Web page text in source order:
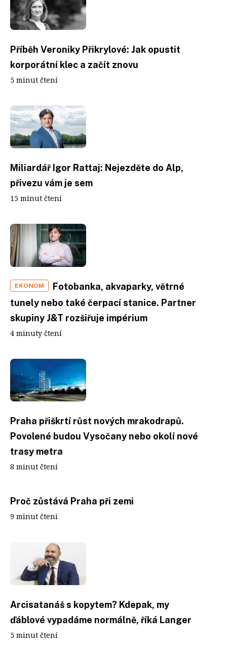
Příběh Veroniky Přikrylové: Jak opustit
korporátní klec a začít znovu
5 minut čtení
Miliardář Igor Rattaj: Nejezděte do Alp,
přivezu vám je sem
15 minut čtení
EKONOM
Fotobanka, akvaparky, větrné
tunely nebo také čerpací stanice. Partner
skupiny J&T rozšiřuje impérium
4 minuty čtení
Praha přiškrtí růst nových mrakodrapů.
Povolené budou Vysočany nebo okolí nové
trasy metra
8 minut čtení
Proč zůstává Praha při zemi
9 minut čtení
Arcisatanáš s kopytem? Kdepak, my
ďáblové vypadáme normálně, říká Langer
5 minut čtení